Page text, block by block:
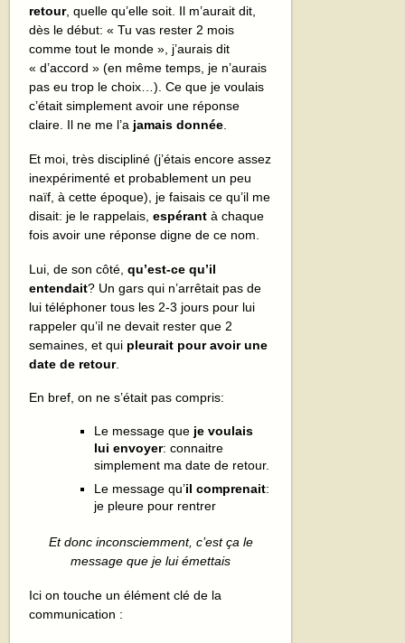
retour, quelle qu’elle soit. Il m’aurait dit,
dès le début: « Tu vas rester 2 mois
comme tout le monde », j’aurais dit
« d’accord » (en même temps, je n’aurais
pas eu trop le choix…). Ce que je voulais
c’était simplement avoir une réponse
claire. Il ne me l’a jamais donnée
Et moi, très discipliné (j’étais encore assez
inexpérimenté et probablement un peu
naïf, à cette époque), je faisais ce qu’il me
disait: je le rappelais,espérant à chaque
fois avoir une réponse digne de ce nom.
Lui, de son côté,qu’est-ce qu’il
entendait? Un gars qui n’arrêtait pas de
lui téléphoner tous les 2-3 jours pour lui
rappeler qu’il ne devait rester que 2
semaines, et qui pleurait pour avoir une
date de retour.
En bref, on ne s’était pas compris:
Le message que je voulais
lui envoyer: connaitre
simplement ma date de retour.
Le message qu’il comprenait:
je pleure pour rentrer
Et donc inconsciemment, c’est ça le
message que je lui émettais
Ici on touche un élément clé de la
communication :